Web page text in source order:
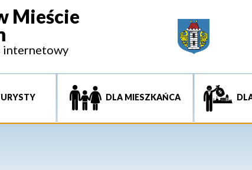
Mieście
internetowy
DLA MIESZKAŃCA